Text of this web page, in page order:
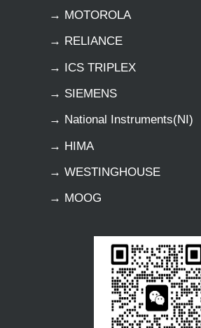
→ MOTOROLA
→ RELIANCE
→ ICS TRIPLEX
→ SIEMENS
→ National Instruments(NI)
→ HIMA
→ WESTINGHOUSE
→ MOOG